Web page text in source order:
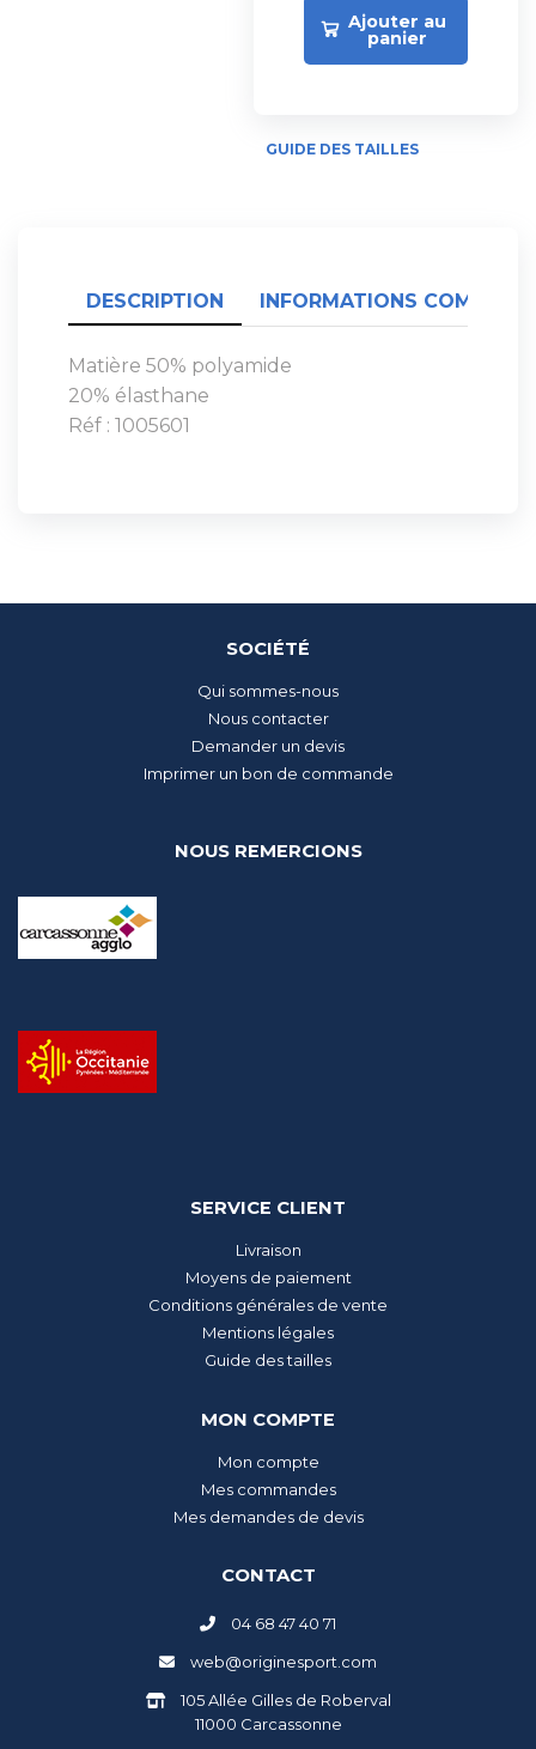
Ajouter au
panier
GUIDE DES TAILLES
DESCRIPTION INFORMATIONS
Matière 50% polyamide
20% élasthane
Réf : 1005601
SOCIÉTÉ
Qui sommes-nous
Nous contacter
Demander un devis
Imprimer un bon de commande
NOUS REMERCIONS
SERVICE CLIENT
Livraison
Moyens de paiement
Conditions générales de vente
Mentions légales
Guide des tailles
MON COMPTE
Mon compte
Mes commandes
Mes demandes de devis
CONTACT
04 68 47 40 71
web@originesport.com
105 Allée Gilles de Roberval
11000 Carcassonne